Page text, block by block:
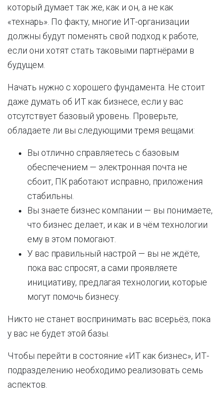
который думает так же, как и он, а не как
«технарь». По факту, многие ИТ-организации
должны будут поменять свой подход к работе,
если они хотят стать таковыми партнёрами в
будущем.
Начать нужно с хорошего фундамента. Не стоит
даже думать об ИТ как бизнесе, если у вас
отсутствует базовый уровень. Проверьте,
обладаете ли вы следующими тремя вещами:
Вы отлично справляетесь с базовым
обеспечением — электронная почта не
сбоит, ПК работают исправно, приложения
стабильны.
Вы знаете бизнес компании — вы понимаете,
что бизнес делает, и как и в чём технологии
ему в этом помогают.
У вас правильный настрой — вы не ждёте,
пока вас спросят, а сами проявляете
инициативу, предлагая технологии, которые
могут помочь бизнесу.
Никто не станет воспринимать вас всерьёз, пока
у вас не будет этой базы.
Чтобы перейти в состояние «ИТ как бизнес», ИТ-
подразделению необходимо реализовать семь
аспектов.